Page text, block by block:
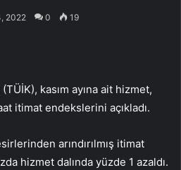
2022 0 19
kasım ayına ait hizmet,
itimat endekslerini açıkladı.
arındırılmış itimat
hizmet dalında yüzde 1 azaldı.